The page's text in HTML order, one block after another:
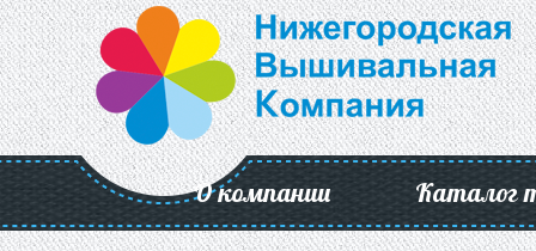
О компании Каталог